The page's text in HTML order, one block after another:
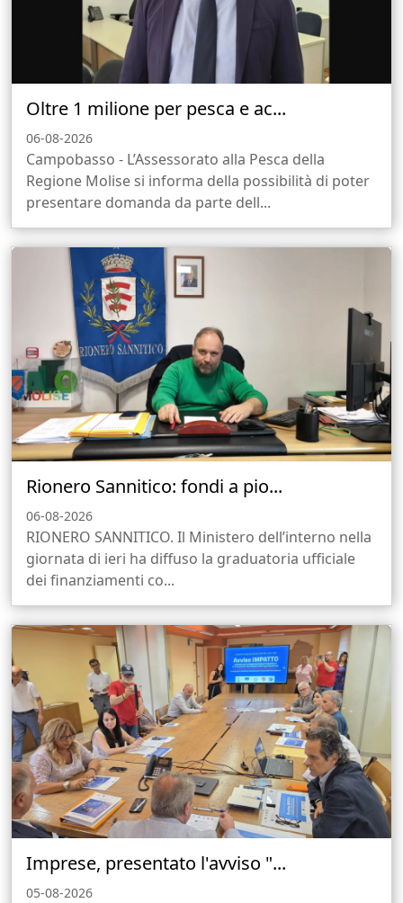
Oltre 1 milione per pesca e ac...
06-08-2026
Campobasso - L’Assessorato alla Pesca della
Regione Molise si informa della possibilità di poter
presentare domanda da parte dell...
Rionero Sannitico: fondi a pio...
06-08-2026
RIONERO SANNITICO. Il Ministero dell’interno nella
giornata di ieri ha diffuso la graduatoria ufficiale
dei finanziamenti co...
Imprese, presentato l'avviso "...
05-08-2026